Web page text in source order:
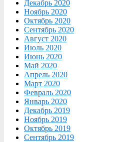
Декабрь 2020
Ноябрь 2020
Октябрь 2020
Сентябрь 2020
Август 2020
Июль 2020
Июнь 2020
Май 2020
Апрель 2020
Март 2020
Февраль 2020
Январь 2020
Декабрь 2019
Ноябрь 2019
Октябрь 2019
Сентябрь 2019